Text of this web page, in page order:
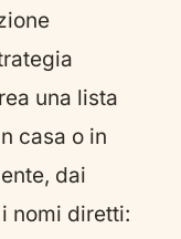
una lista
casa o in
dai
nomi diretti: